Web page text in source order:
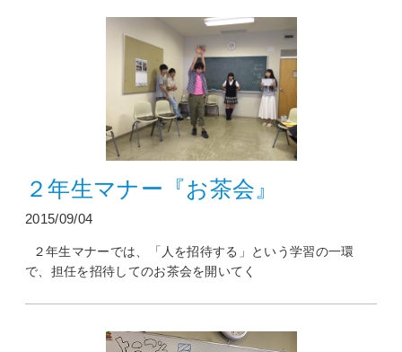
２年生マナー『お茶会』
2015/09/04
２年生マナーでは、「人を招待する」という学習の一環
で、担任を招待してのお茶会を開いてく